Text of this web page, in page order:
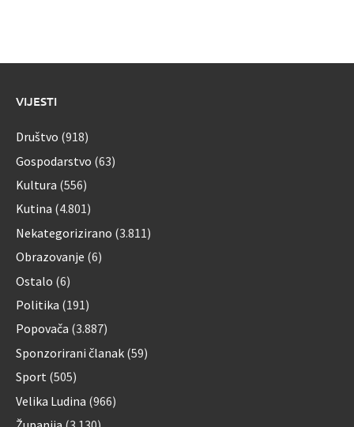
VIJESTI
Društvo (918)
Gospodarstvo (63)
Kultura (556)
Kutina (4.801)
Nekategorizirano (3.811)
Obrazovanje (6)
Ostalo (6)
Politika (191)
Popovača (3.887)
Sponzorirani članak (59)
Sport (505)
Velika Ludina (966)